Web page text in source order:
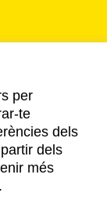
per
te
dels
dels
més
.